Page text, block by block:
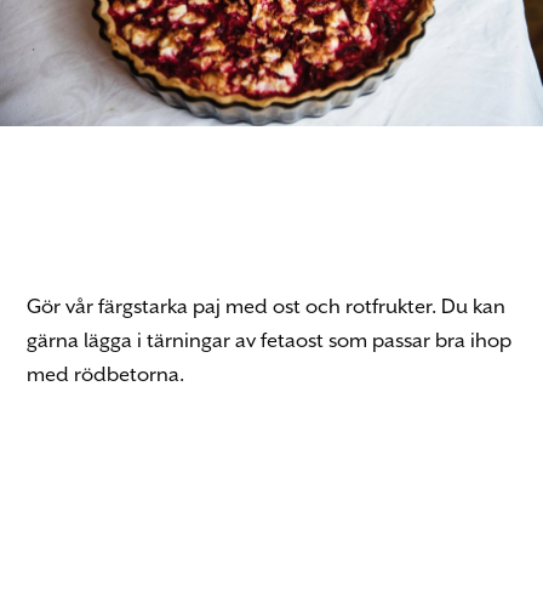
Gör vår färgstarka paj med ost och rotfrukter. Du kan
gärna lägga i tärningar av fetaost som passar bra ihop
med rödbetorna.